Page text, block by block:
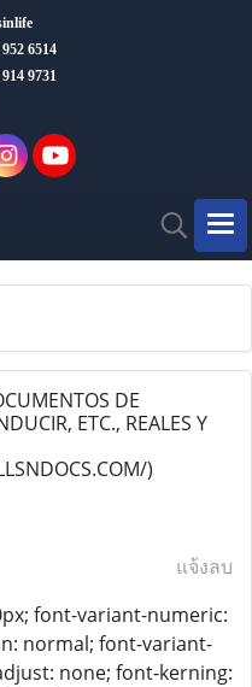
6514
9731
DE
ETC., REALES Y
)
แจ้งลบ
font-variant-numeric:
normal; font-variant-
none; font-kerning: